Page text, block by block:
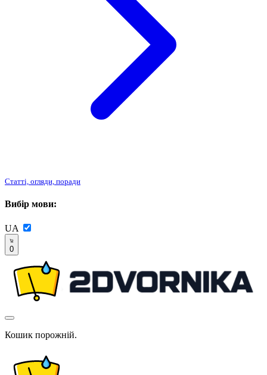
Статті, огляди, поради
Вибір мови:
UA
0
Кошик порожній.